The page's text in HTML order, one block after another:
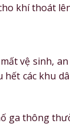
khí thoát
vệ sinh,
các khu
ga thông